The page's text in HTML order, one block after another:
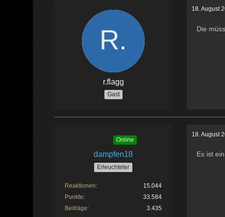
r.flagg
Gast
18. August
Die
Online
dampfen18
Erleuchteter
Reaktionen
15.044
Punkte
33.584
Beiträge
3.435
18. August
Es ist